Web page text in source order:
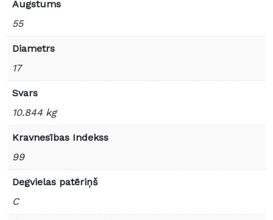
Augstums
55
Diametrs
17
Svars
10.844 kg
Kravnesības Indekss
99
Degvielas patēriņš
C